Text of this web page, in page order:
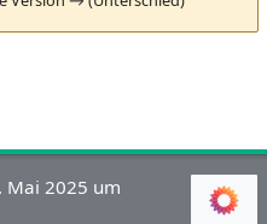
Mai 2025 um